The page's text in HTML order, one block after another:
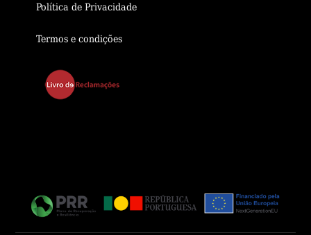
Política de Privacidade
Termos e condições